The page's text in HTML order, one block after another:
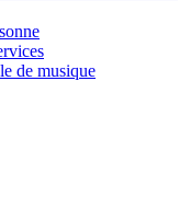
de musique